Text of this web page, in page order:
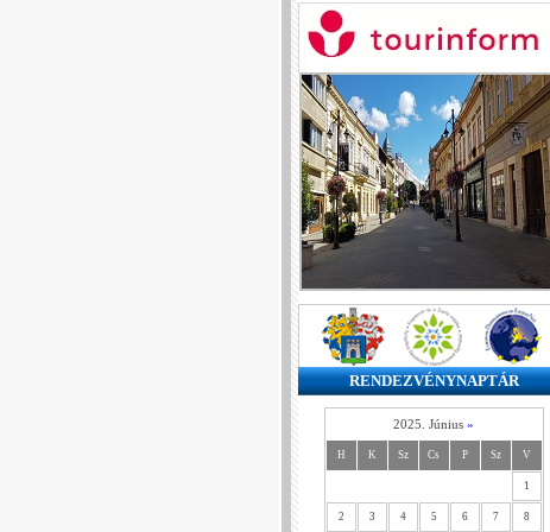
RENDEZVÉNYNAPTÁR
2025. Június »
H K Sz Cs P Sz V
1
2 3 4 5 6 7 8